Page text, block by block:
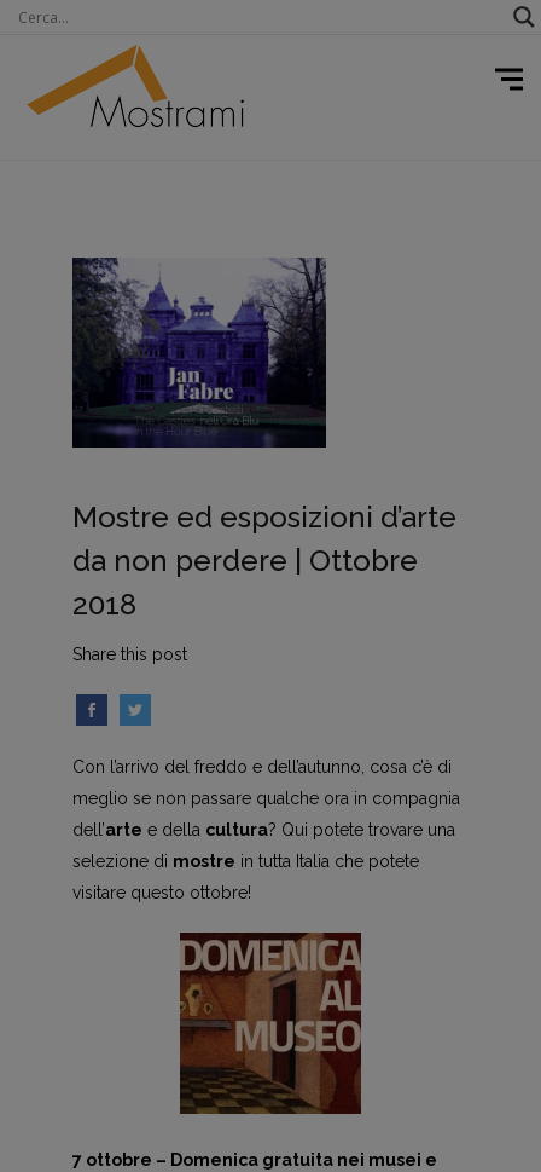
Mostre ed esposizioni d’arte
da non perdere | Ottobre
2018
Share this post
Con l’arrivo del freddo e dell’autunno, cosa c’è di
meglio se non passare qualche ora in compagnia
dell’arte e della cultura? Qui potete trovare una
selezione di mostre in tutta Italia che potete
visitare questo ottobre!
7 ottobre – Domenica gratuita nei musei e